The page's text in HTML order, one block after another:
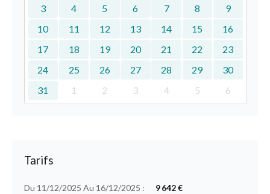
3
4 5 6 7 8
9
10
11 12 13 14 15
16
17
18 19 20 21 22
23
24
25 26 27 28 29
30
31
1 2 3 4 5 6
Tarifs
Du 11/12/2025 Au 16/12/2025 : 9 642 €